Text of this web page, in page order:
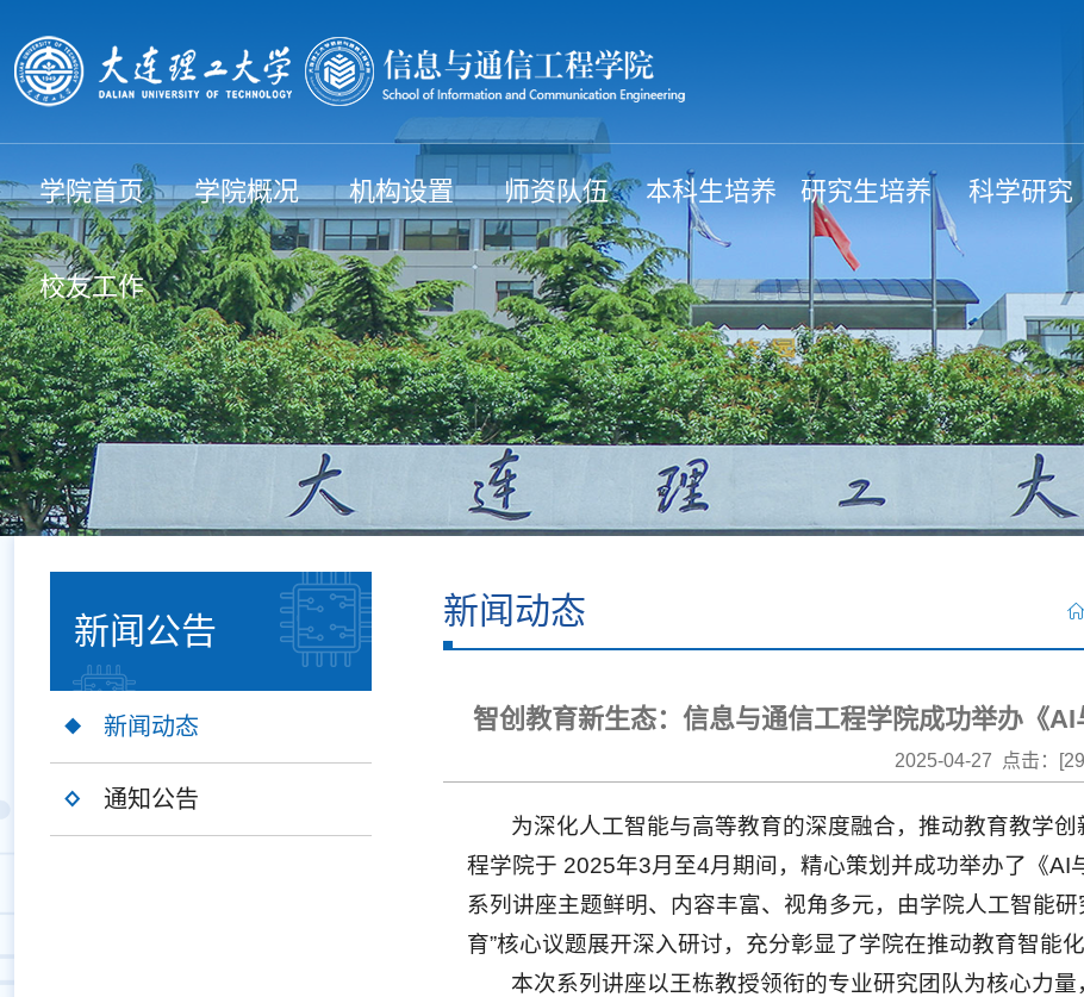
学院首页 学院概况 机构设置 师资队伍 本科生培养 研究生培养 科学研究
校友工作
新闻公告
新闻动态
通知公告
新闻动态
智创教育新生态：信息与通信工程学院成功举办《
2025-04-27 点击：[
为深化人工智能与高等教育的深度融合，推动教育教学
程学院于 2025年3月至4月期间，精心策划并成功举办了《
系列讲座主题鲜明、内容丰富、视角多元，由学院人工智能
育”核心议题展开深入研讨，充分彰显了学院在推动教育智能
本次系列讲座以王栋教授领衔的专业研究团队为核心力